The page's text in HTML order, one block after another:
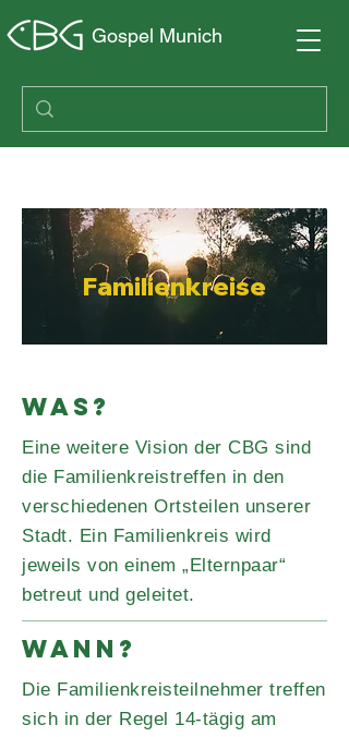
Gospel Munich
Familienkreise
WAS?
Eine weitere Vision der CBG sind
die Familienkreistreffen in den
verschiedenen Ortsteilen unserer
Stadt. Ein Familienkreis wird
jeweils von einem „Elternpaar“
betreut und geleitet.
WANN?
Die Familienkreisteilnehmer treffen
sich in der Regel 14-tägig am